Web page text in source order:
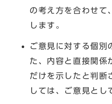
の考え方を合わせて
します。
ご意見に対する個別
た、内容と直接関係
だけを示したと判断
しては、ご意見とし